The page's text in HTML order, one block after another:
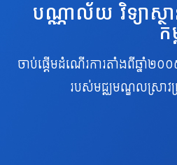
បណ្ណាល័យ វិទ្យាស្ថ
ក
ចាប់ផ្តើមដំណើរការតាំងពីឆ្នាំ២០០
របស់មជ្ឈមណ្ឌលស្រាវជ្